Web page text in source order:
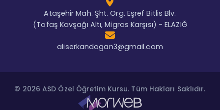
Ataşehir Mah. Şht. Org. Eşref Bitlis Blv.
(Tofaş Kavşağı Altı, Migros Karşısı) - ELAZIĞ
aliserkandogan3@gmail.com
© 2026 ASD Özel Öğretim Kursu. Tüm Hakları Saklıdır.